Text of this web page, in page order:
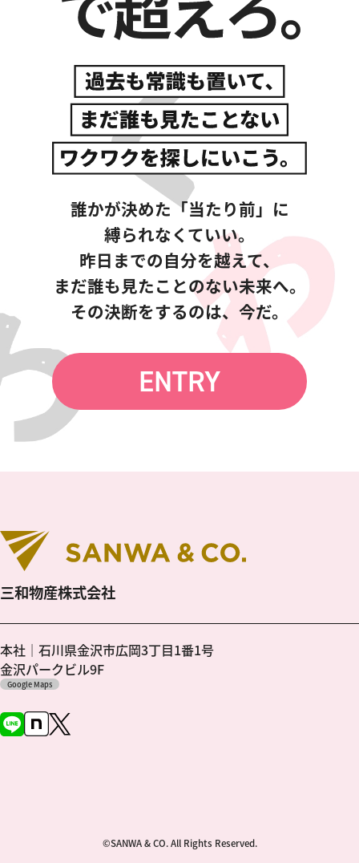
誰かが決めた「当たり前」に
縛られなくていい。
昨日までの自分を越えて、
まだ誰も見たことのない未来へ。
その決断をするのは、今だ。
ENTRY
三和物産株式会社
本社｜石川県金沢市広岡3丁目1番1号
金沢パークビル9F
Google Maps
©SANWA & CO. All Rights Reserved.